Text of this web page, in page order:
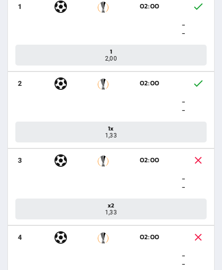
1
02:00
-
-
1
2,00
2
02:00
-
-
1x
1,33
3
02:00
-
-
x2
1,33
4
02:00
-
-